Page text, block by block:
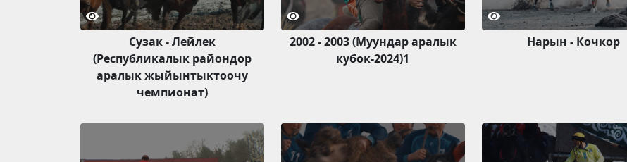
Сузак - Лейлек
(Республикалык райондор
аралык жыйынтыктоочу
чемпионат)
2002 - 2003 (Муундар аралык
кубок-2024)1
Нарын - Кочкор